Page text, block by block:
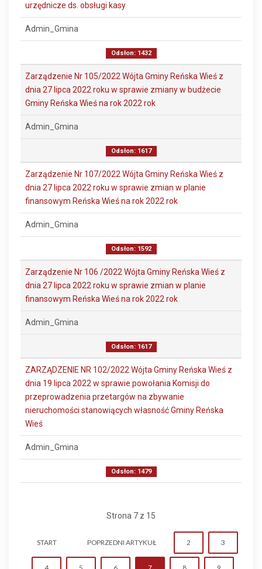
urzędnicze ds. obsługi kasy
Admin_Gmina
Odsłon: 1432
Zarządzenie Nr 105/2022 Wójta Gminy Reńska Wieś z
dnia 27 lipca 2022 roku w sprawie zmiany w budżecie
Gminy Reńska Wieś na rok 2022 rok
Admin_Gmina
Odsłon: 1617
Zarządzenie Nr 107/2022 Wójta Gminy Reńska Wieś z
dnia 27 lipca 2022 roku w sprawie zmian w planie
finansowym Reńska Wieś na rok 2022 rok
Admin_Gmina
Odsłon: 1592
Zarządzenie Nr 106 /2022 Wójta Gminy Reńska Wieś z
dnia 27 lipca 2022 roku w sprawie zmian w planie
finansowym Reńska Wieś na rok 2022 rok
Admin_Gmina
Odsłon: 1617
ZARZĄDZENIE NR 102/2022 Wójta Gminy Reńska Wieś z
dnia 19 lipca 2022 w sprawie powołania Komisji do
przeprowadzenia przetargów na zbywanie
nieruchomości stanowiących własność Gminy Reńska
Wieś
Admin_Gmina
Odsłon: 1479
Strona 7 z 15
START POPRZEDNI ARTYKUŁ 2 3